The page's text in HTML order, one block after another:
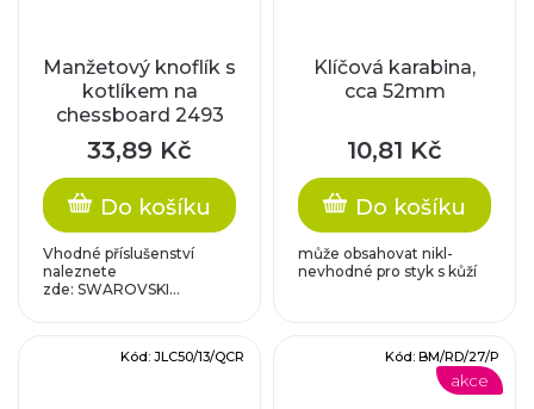
Manžetový knoflík s
kotlíkem na
chessboard 2493
12mm
33,89 Kč
Do košíku
Vhodné příslušenství
naleznete
zde: SWAROVSKI...
Klíčová karabina,
cca 52mm
10,81 Kč
Do košíku
může obsahovat nikl-
nevhodné pro styk s kůží
Kód: JLC50/13/QCR
akce
Kód: BM/RD/27/P